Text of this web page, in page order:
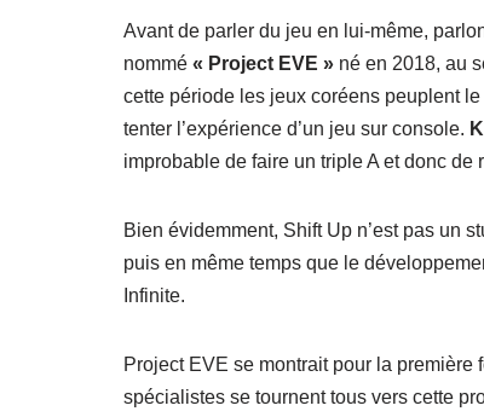
Avant de parler du jeu en lui-même,
nommé « Project EVE » né en 2018, au
cette période les jeux coréens peuplent
tenter l’expérience d’un jeu sur console.
improbable de faire un triple A et donc
Bien évidemment, Shift Up n’est pas un
puis en même temps que le
Infinite.
Project EVE se montrait pour la
spécialistes se tournent tous vers cette